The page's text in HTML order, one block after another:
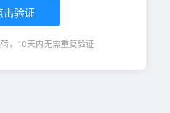
击验证
，10天内无需重复验证